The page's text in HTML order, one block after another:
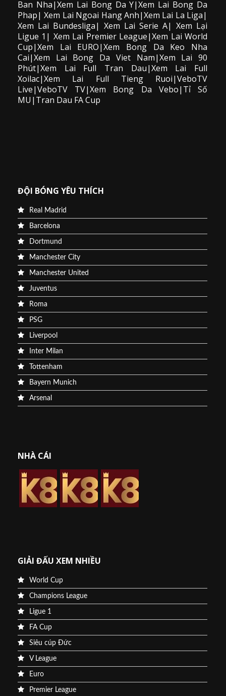
Ban Nha|Xem Lai Bong Da Y|Xem Lai Bong Da
Phap| Xem Lai Ngoai Hang Anh|Xem Lai La Liga|
Xem Lai Bundesliga| Xem Lai Serie A| Xem Lại
Ligue 1| Xem Lai Premier League|Xem Lai World
Cup|Xem Lai EURO|Xem Bong Da Keo Nha
Cai|Xem Lai Bong Da Viet Nam|Xem Lai 90
Phút|Xem Lai Full Tran Dau|Xem Lai Full
Xoilac|Xem Lai Full Tieng Ruoi|VeboTV
Live|VeboTV TV|Xem Bong Da Vebo|Tỉ Số
MU|Tran Dau FA Cup
ĐỘI BÓNG YÊU THÍCH
Real Madrid
Barcelona
Dortmund
Manchester City
Manchester United
Juventus
Roma
PSG
Liverpool
Inter Milan
Tottenham
Bayern Munich
Arsenal
NHÀ CÁI
GIẢI ĐẤU XEM NHIỀU
World Cup
Champions League
Ligue 1
FA Cup
Siêu cúp Đức
V League
Euro
Premier League